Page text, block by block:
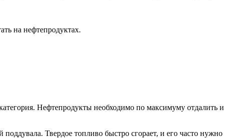
на нефтепродуктах.
Нефтепродукты необходимо по максимуму отдалить и
Твердое топливо быстро сгорает, и его часто нужно